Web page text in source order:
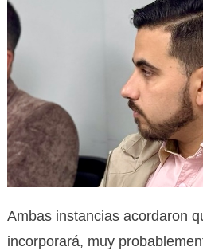
Ambas instancias acordaron
incorporará, muy